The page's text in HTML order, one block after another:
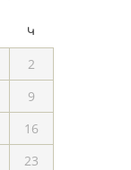
Կ
2
9
16
23